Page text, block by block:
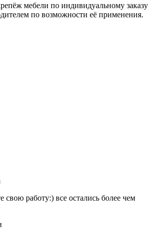
мебели по индивидуальному заказу
по возможности её применения.
свою работу:) все остались более чем